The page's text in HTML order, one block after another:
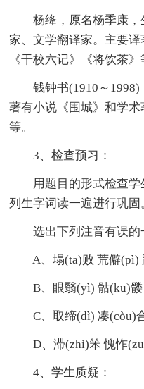
杨绛，原名杨季康，
家、文学翻译家。主要
《干校六记》《将饮茶
钱钟书(1910～1998)
著有小说《围城》和学术
等。
3、检查预习：
用题目的形式检查学
列生字词读一遍进行巩固
选出下列注音有误的
A、塌(tā)败 荒僻(pì)
B、眼翳(yì) 骷(kū)髅
C、取缔(dì) 凑(còu)
D、滞(zhì)笨 愧怍
4、学生质疑：